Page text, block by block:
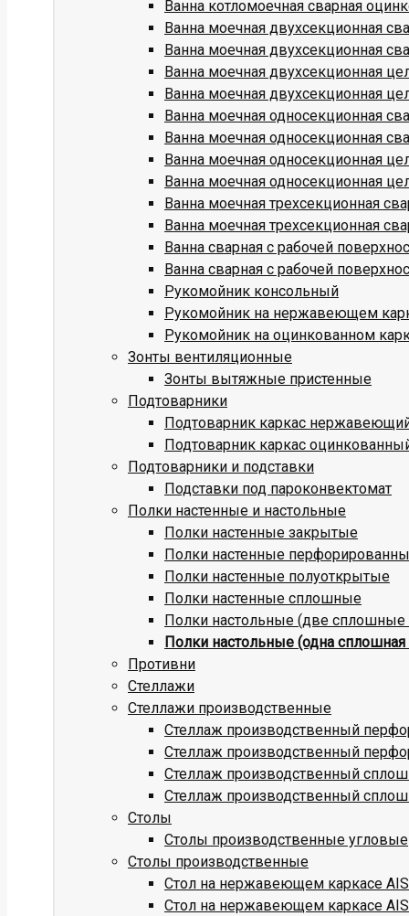
Ванна котломоечная сварная
Ванна моечная двухсекционная
Ванна моечная двухсекционная
Ванна моечная двухсекционная
Ванна моечная двухсекционная
Ванна моечная односекционная
Ванна моечная односекционная
Ванна моечная односекционная
Ванна моечная односекционная
Ванна моечная трехсекционная
Ванна моечная трехсекционная
Ванна сварная с рабочей
Ванна сварная с рабочей
Рукомойник консольный
Рукомойник на нержавеющем
Рукомойник на оцинкованном
Зонты вентиляционные
Зонты вытяжные пристенные
Подтоварники
Подтоварник каркас
Подтоварник каркас
Подтоварники и подставки
Подставки под пароконвектомат
Полки настенные и настольные
Полки настенные закрытые
Полки настенные
Полки настенные полуоткрытые
Полки настенные сплошные
Полки настольные (две сплошные
Полки настольные (одна сплошная
Противни
Стеллажи
Стеллажи производственные
Стеллаж производственный
Стеллаж производственный
Стеллаж производственный
Стеллаж производственный
Столы
Столы производственные угловые
Столы производственные
Стол на нержавеющем каркасе
Стол на нержавеющем каркасе